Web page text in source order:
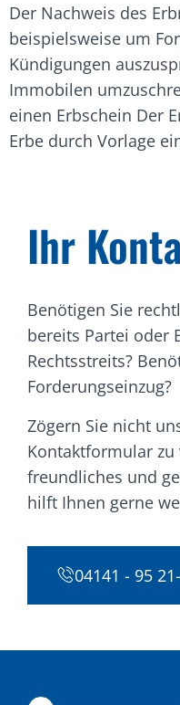
Der Nachweis des
beispielsweise um
Kündigungen
Immobilen
einen Erbschein Der
Erbe durch Vorlage
Ihr
Benötigen Sie
bereits Partei oder
Rechtsstreits?
Forderungseinzug?
Zögern Sie nicht
Kontaktformular
freundliches und
hilft Ihnen gerne
04141 - 95